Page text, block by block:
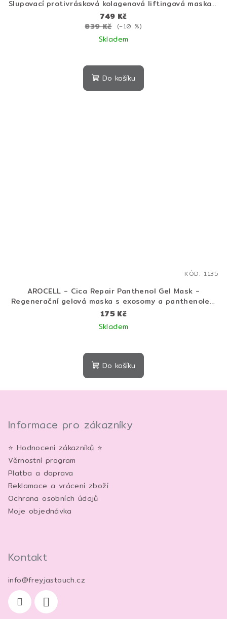
Slupovací protivrásková kolagenová liftingová maska s
PDRN 100 ml
749 Kč
839 Kč (–10 %)
Skladem
Do košíku
AROCELL - Cica Repair Panthenol Gel Mask -
Regenerační gelová maska s exosomy a panthenolem
25 g
175 Kč
Skladem
Do košíku
KÓD: 1135
Z
Informace pro zákazníky
⭐ Hodnocení zákazníků ⭐
Věrnostní program
Platba a doprava
Reklamace a vrácení zboží
Ochrana osobních údajů
Moje objednávka
Kontakt
info@freyjastouch.cz